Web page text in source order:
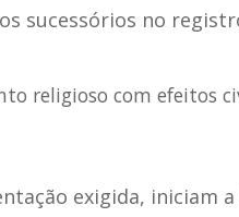
sucessórios no
religioso com efeitos
exigida, iniciam